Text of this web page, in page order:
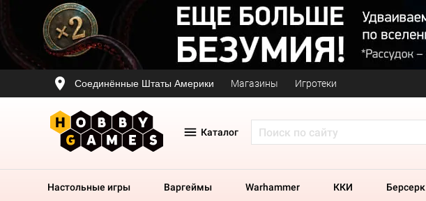
Соединённые Штаты Америки Магазины Игротеки
Каталог
Настольные игры Варгеймы Warhammer ККИ Берсерк